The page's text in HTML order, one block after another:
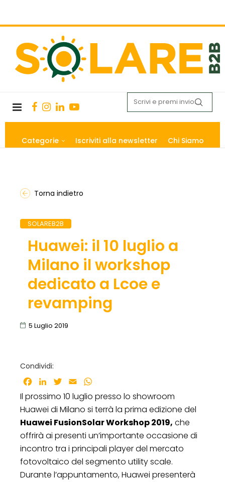
Categorie Iscriviti alla newsletter Chi Siamo
Torna indietro
SOLAREB2B
Huawei: il 10 luglio a
Milano il workshop
dedicato a Lcoe e
revamping
5 Luglio 2019
Condividi:
Facebook
LinkedInTwitter
Email
Il prossimo 10 luglio presso lo showroom
Huawei di Milano si terrà la prima edizione del
Huawei FusionSolar Workshop 2019, che
offrirà ai presenti un’importante occasione di
incontro tra i principali player del mercato
fotovoltaico del segmento utility scale.
Durante l’appuntamento, Huawei presenterà